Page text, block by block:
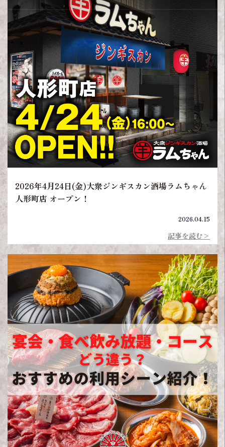
2026年4月24日(金)大衆ジンギスカン酒場ラムちゃん
人形町店 オープン！
2026.04.15
記事を読む>